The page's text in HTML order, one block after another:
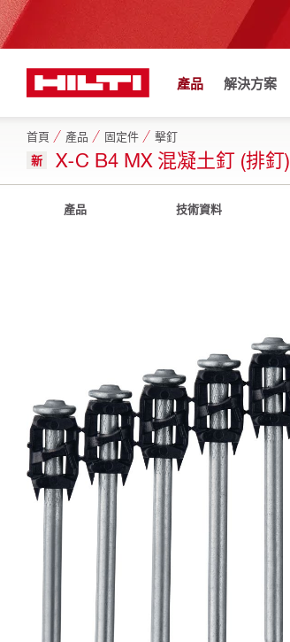
產品 解決方案
首頁 產品 固定件 擊釘
新 X-C B4 MX 混凝土釘 (排釘)
產品 技術資料